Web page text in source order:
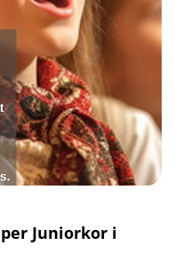
Juniorkor i